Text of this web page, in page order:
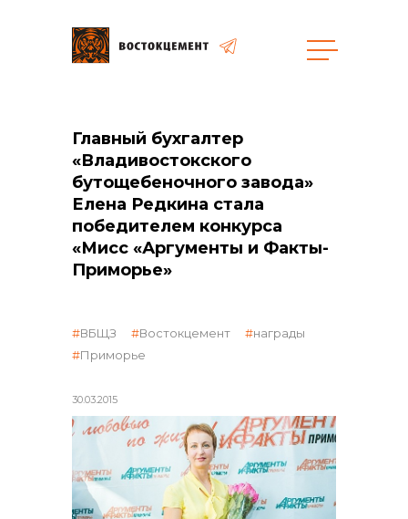
Закупки
общая информация
объявленные закупки
реализация неликвидов
контакты отдела закупок
Главный бухгалтер
«Владивостокского
бутощебеночного завода»
Елена Редкина стала
победителем конкурса
«Мисс «Аргументы и Факты-
Приморье»
30.03.2015
ВБЩЗ Востокцемент
награды
Приморье